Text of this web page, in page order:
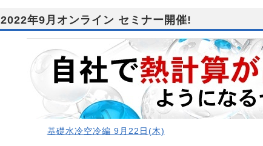
2022年9月オンライン セミナー開催!
基礎水冷空冷編 9月22日(木)